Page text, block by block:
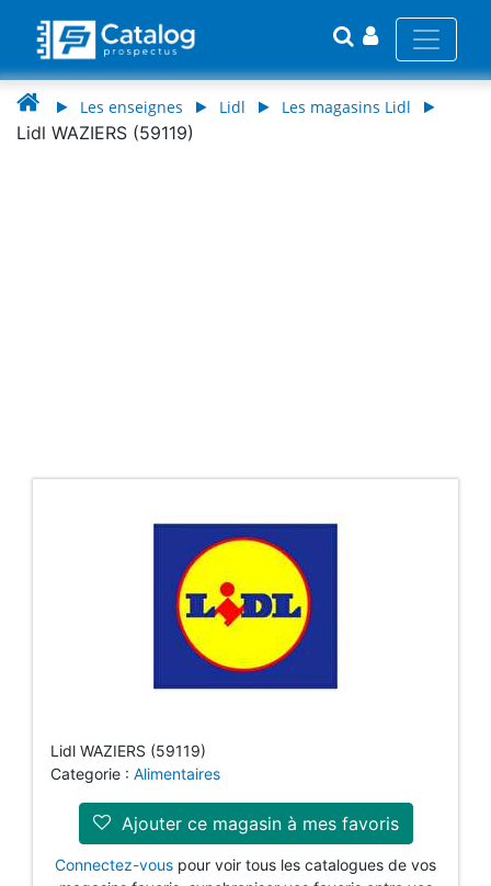
Les enseignes Lidl Les magasins Lidl
Lidl WAZIERS (59119)
Lidl WAZIERS (59119)
Categorie : Alimentaires
Ajouter ce magasin à mes favoris
Connectez-vous pour voir tous les catalogues de vos